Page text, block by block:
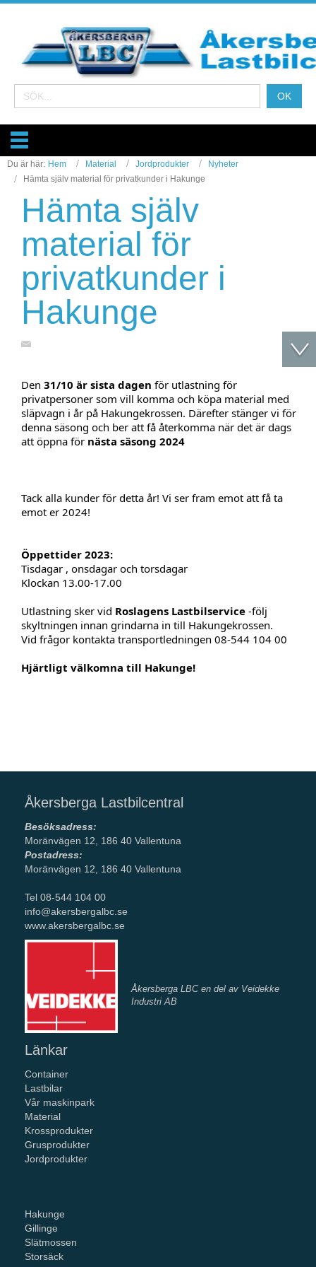
Du är här: Hem Material Jordprodukter
Nyheter
Hämta själv material för privatkunder i Hakunge
Hämta själv
material för
privatkunder i
Hakunge
Den 31/10 är sista dagen för utlastning för
privatpersoner som vill komma och köpa material med
släpvagn i år på Hakungekrossen. Därefter stänger vi för
denna säsong och ber att få återkomma när det är dags
att öppna för nästa säsong 2024
Tack alla kunder för detta år! Vi ser fram emot att få ta
emot er 2024!
Öppettider 2023:
Tisdagar , onsdagar och torsdagar
Klockan 13.00-17.00
Utlastning sker vid Roslagens Lastbilservice -följ
skyltningen innan grindarna in till Hakungekrossen.
Vid frågor kontakta transportledningen 08-544 104 00
Hjärtligt välkomna till Hakunge!
Åkersberga Lastbilcentral
Besöksadress:
Moränvägen 12, 186 40 Vallentuna
Postadress:
Moränvägen 12, 186 40 Vallentuna
Tel 08-544 104 00
info@akersbergalbc.se
www.akersbergalbc.se
Åkersberga LBC en del av Veidekke
Industri AB
Länkar
Container
Lastbilar
Vår maskinpark
Material
Krossprodukter
Grusprodukter
Jordprodukter
Hakunge
Gillinge
Slätmossen
Storsäck